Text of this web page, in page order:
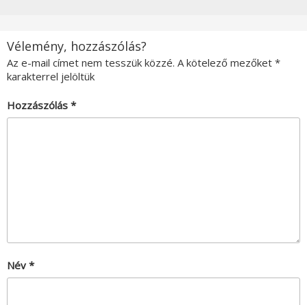
Vélemény, hozzászólás?
Az e-mail címet nem tesszük közzé. A kötelező mezőket *
karakterrel jelöltük
Hozzászólás *
Név *